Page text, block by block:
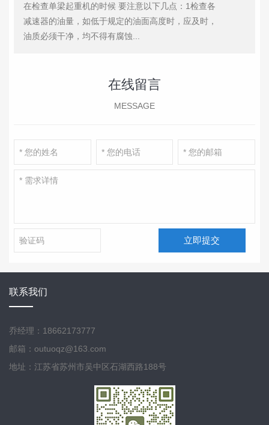
在检查单梁起重机的时候 要注意以下几点：1检查各
减速器的油量，如低于规定的油面高度时，应及时，
油质必须干净，均不得有腐蚀...
在线留言
MESSAGE
立即提交
联系我们
乔经理：18662173777
邮箱：outuoqz@163.com
地址：江苏省苏州市吴中区石湖西路188号